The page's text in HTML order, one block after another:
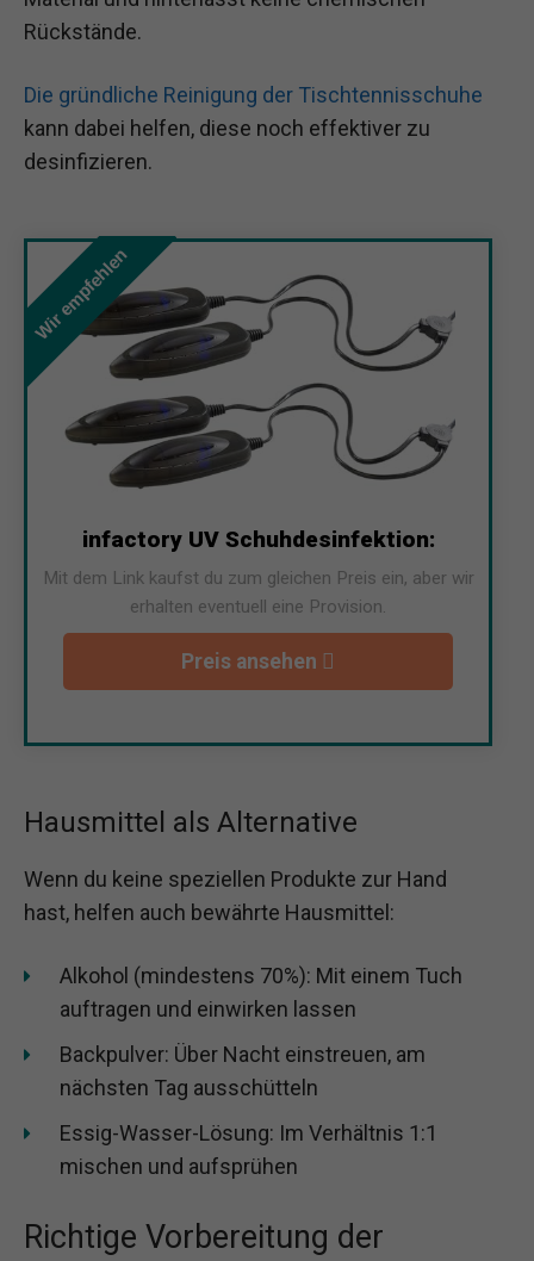
Rückstände.
Die gründliche Reinigung der Tischtennisschuhe
kann dabei helfen, diese noch effektiver zu
desinfizieren.
Wir empfehlen
infactory UV Schuhdesinfektion:
Mit dem Link kaufst du zum gleichen Preis ein, aber wir
erhalten eventuell eine Provision.
Preis ansehen
Hausmittel als Alternative
Wenn du keine speziellen Produkte zur Hand
hast, helfen auch bewährte Hausmittel:
Alkohol (mindestens 70%): Mit einem Tuch
auftragen und einwirken lassen
Backpulver: Über Nacht einstreuen, am
nächsten Tag ausschütteln
Essig-Wasser-Lösung: Im Verhältnis 1:1
mischen und aufsprühen
Richtige Vorbereitung der